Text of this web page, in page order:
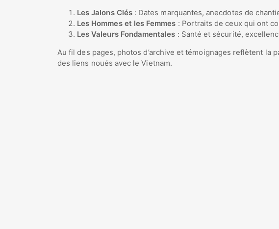
Les Jalons Clés: Dates marquantes, anecdotes de
Les Hommes et les Femmes : Portraits de ceux qui ont
Les Valeurs Fondamentales : Santé et sécurité,
Au fil des pages, photos d’archive et témoignages reflètent la
des liens noués avec le Vietnam.